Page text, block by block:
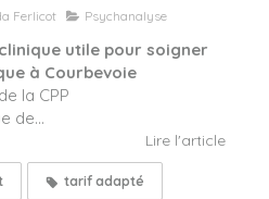
Ferlicot Psychanalyse
utile pour soigner
à Courbevoie
la CPP
de...
Lire l'article
tarif adapté